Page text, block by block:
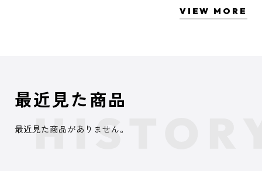
VIEW MORE
最近見た商品
最近見た商品がありません。